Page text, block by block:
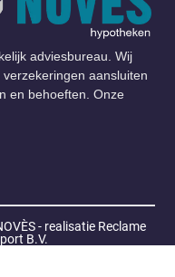
adviesbureau. Wij
aansluiten
en behoeften. Onze
- realisatie Reclame
B.V.